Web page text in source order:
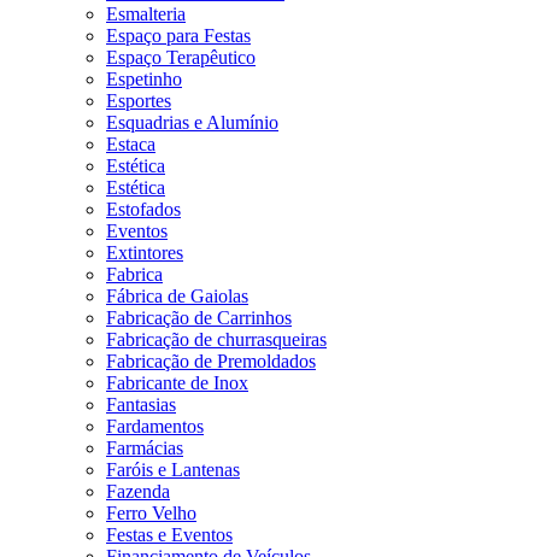
Esmalteria
Espaço para Festas
Espaço Terapêutico
Espetinho
Esportes
Esquadrias e Alumínio
Estaca
Estética
Estética
Estofados
Eventos
Extintores
Fabrica
Fábrica de Gaiolas
Fabricação de Carrinhos
Fabricação de churrasqueiras
Fabricação de Premoldados
Fabricante de Inox
Fantasias
Fardamentos
Farmácias
Faróis e Lantenas
Fazenda
Ferro Velho
Festas e Eventos